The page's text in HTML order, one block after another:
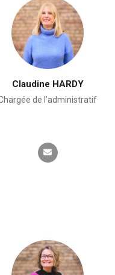
Claudine HARDY
de l’administratif